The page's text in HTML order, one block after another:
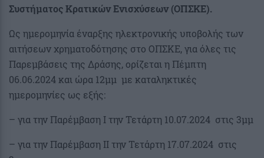
Συστήματος Κρατικών Ενισχύσεων (ΟΠΣΚΕ).
Ως ημερομηνία έναρξης ηλεκτρονικής υποβολής των
αιτήσεων χρηματοδότησης στο ΟΠΣΚΕ, για όλες τις
Παρεμβάσεις της Δράσης, ορίζεται η Πέμπτη
06.06.2024 και ώρα 12μμ με καταληκτικές
ημερομηνίες ως εξής:
– για την Παρέμβαση Ι την Τετάρτη 10.07.2024 στις 3μμ
– για την Παρέμβαση ΙΙ την Τετάρτη 17.07.2024 στις